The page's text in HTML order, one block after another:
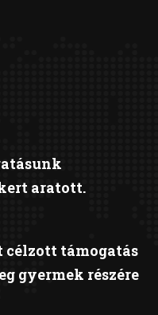
aratott.
célzott támogatás
gyermek részére